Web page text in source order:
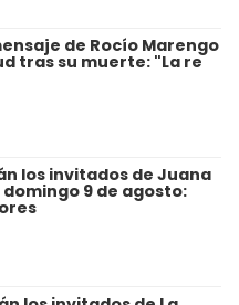
de Rocío Marengo
tras su muerte: "La re
los invitados de Juana
9 de agosto: